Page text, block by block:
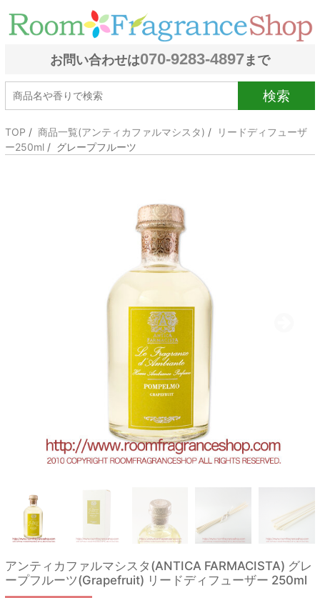
お問い合わせは070-9283-4897まで
検索
TOP / 商品一覧(アンティカファルマシスタ) /
リードディフューザ
ー250ml / グレープフルーツ
アンティカファルマシスタ(ANTICA FARMACISTA) グレ
ープフルーツ(Grapefruit) リードディフューザー 250ml